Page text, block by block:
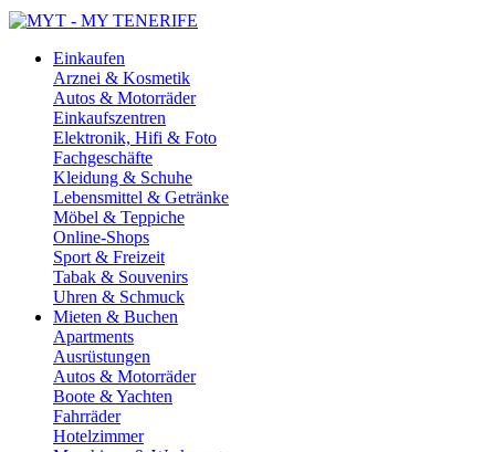
Einkaufen
Arznei & Kosmetik
Autos & Motorräder
Einkaufszentren
Elektronik, Hifi & Foto
Fachgeschäfte
Kleidung & Schuhe
Lebensmittel & Getränke
Möbel & Teppiche
Online-Shops
Sport & Freizeit
Tabak & Souvenirs
Uhren & Schmuck
Mieten & Buchen
Apartments
Ausrüstungen
Autos & Motorräder
Boote & Yachten
Fahrräder
Hotelzimmer